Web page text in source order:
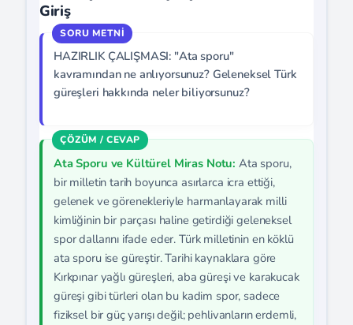
Giriş
HAZIRLIK ÇALIŞMASI: "Ata sporu"
kavramından ne anlıyorsunuz? Geleneksel Türk
güreşleri hakkında neler biliyorsunuz?
Ata Sporu ve Kültürel Miras Notu: Ata sporu,
bir milletin tarih boyunca asırlarca icra ettiği,
gelenek ve görenekleriyle harmanlayarak milli
kimliğinin bir parçası haline getirdiği geleneksel
spor dallarını ifade eder. Türk milletinin en köklü
ata sporu ise güreştir. Tarihi kaynaklara göre
Kırkpınar yağlı güreşleri, aba güreşi ve karakucak
güreşi gibi türleri olan bu kadim spor, sadece
fiziksel bir güç yarışı değil; pehlivanların erdemli,